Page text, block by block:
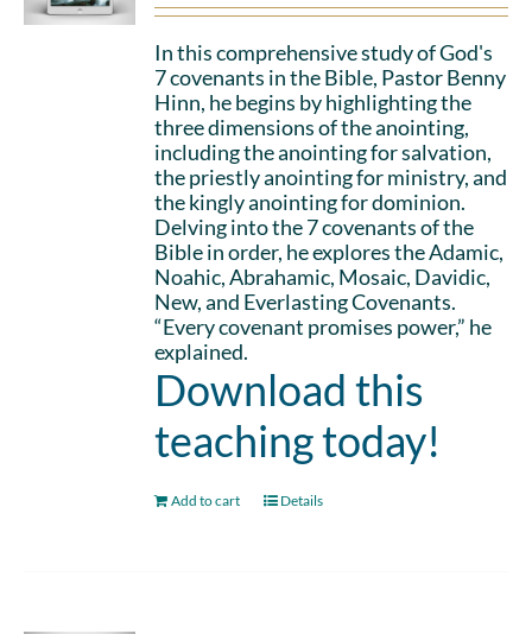
In this comprehensive study of God's
7 covenants in the Bible, Pastor Benny
Hinn, he begins by highlighting the
three dimensions of the anointing,
including the anointing for salvation,
the priestly anointing for ministry, and
the kingly anointing for dominion.
Delving into the 7 covenants of the
Bible in order, he explores the Adamic,
Noahic, Abrahamic, Mosaic, Davidic,
New, and Everlasting Covenants.
“Every covenant promises power,” he
explained.
Download this
teaching today!
Add to cart Details